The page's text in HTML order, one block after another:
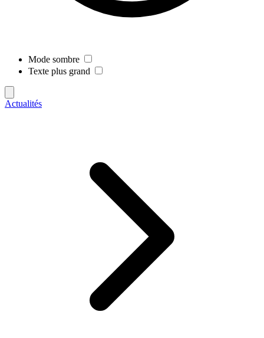
Mode sombre
Texte plus grand
Actualités